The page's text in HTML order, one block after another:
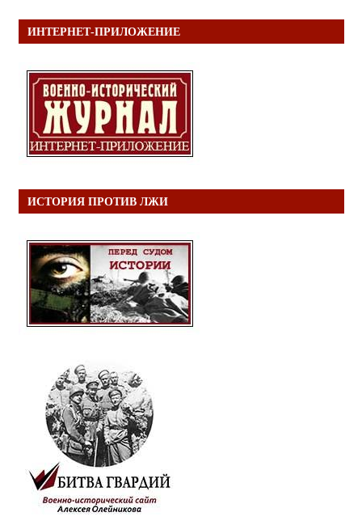
ИНТЕРНЕТ-ПРИЛОЖЕНИЕ
ИСТОРИЯ ПРОТИВ ЛЖИ